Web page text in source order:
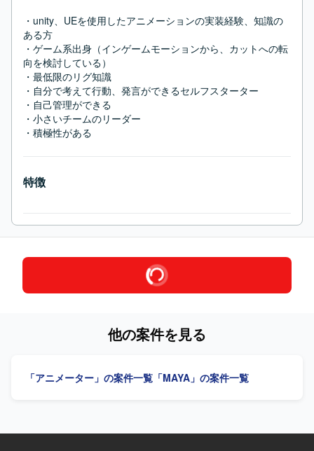
・unity、UEを使用したアニメーションの実装経験、知識の
ある方
・ゲーム系出身（インゲームモーションから、カットへの転
向を検討している）
・最低限のリグ知識
・自分で考えて行動、発言ができるセルフスターター
・自己管理ができる
・小さいチームのリーダー
・積極性がある
特徴
他の案件を見る
「アニメーター」の案件一覧 「MAYA」の案件一覧